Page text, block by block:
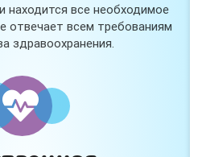
находится все необходимое
отвечает всем требованиям
здравоохранения.
женщинам.
3000 ₽.
Нет, спасибо